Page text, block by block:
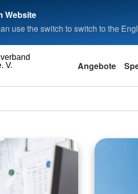
Website
use the switch to switch to the
V. Angebote